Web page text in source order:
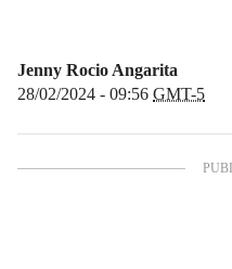
Jenny Rocio Angarita
28/02/2024 - 09:56 GMT-5